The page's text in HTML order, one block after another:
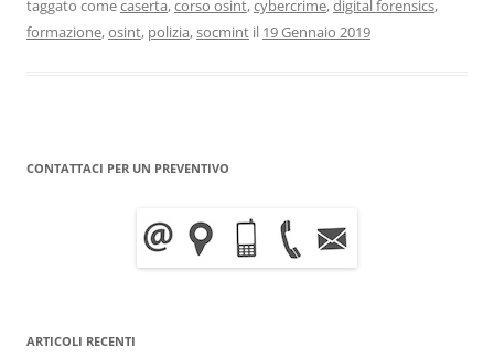
taggato comecaserta,corso osint,cybercrime,digital forensics,
formazione,osint, polizia,socmint il 19 Gennaio 2019
CONTATTACI PER UN PREVENTIVO
ARTICOLI RECENTI